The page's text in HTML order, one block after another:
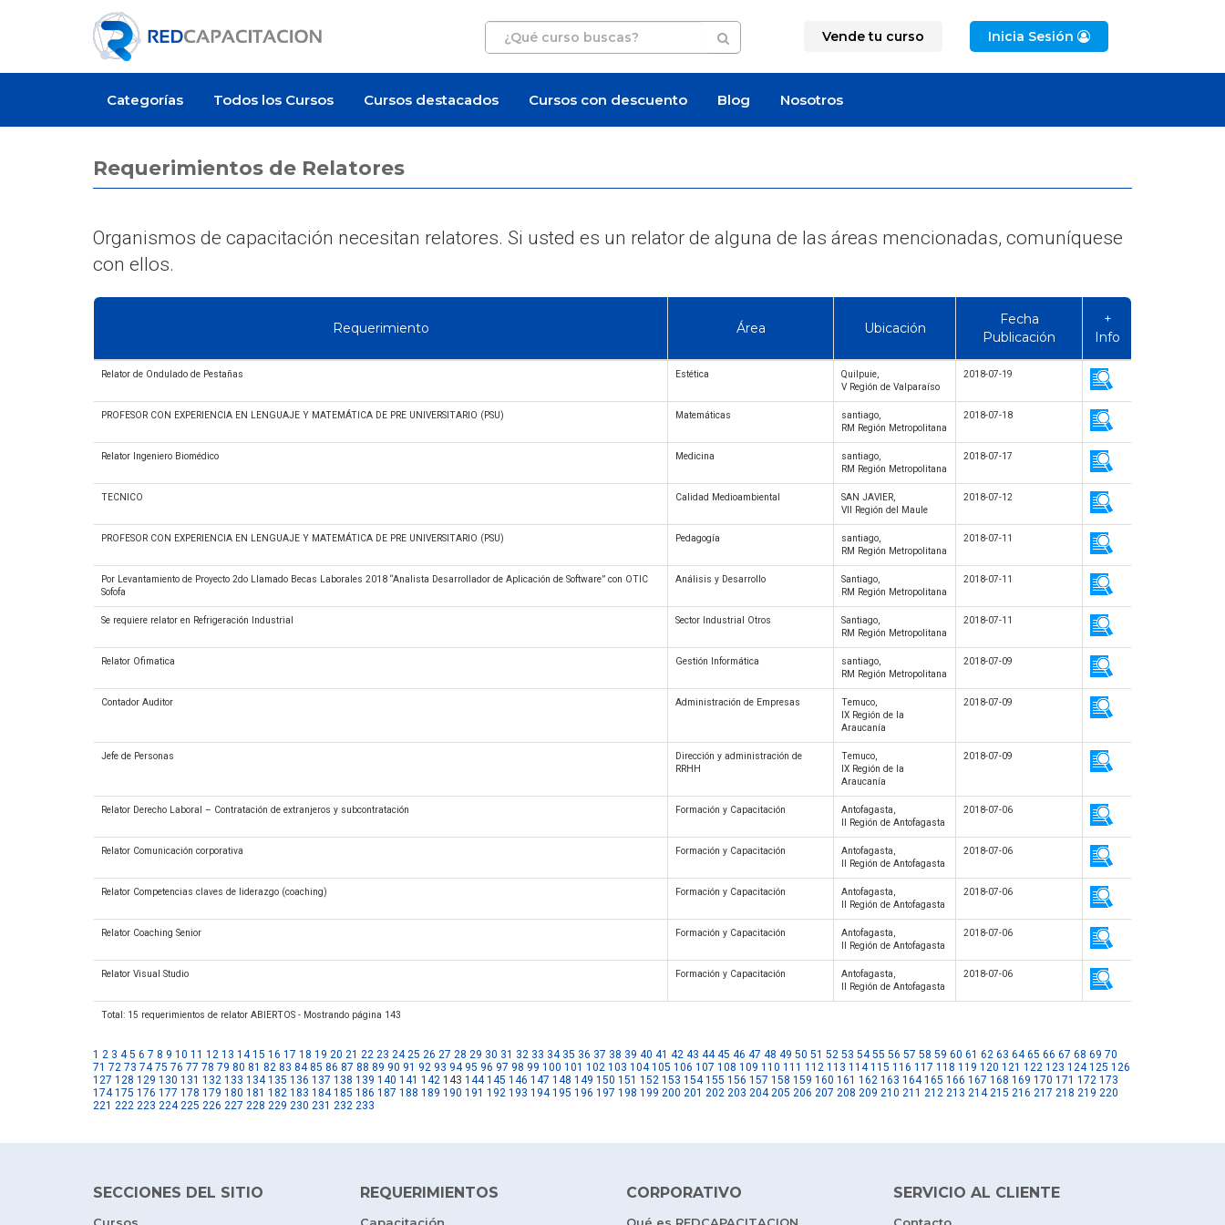
Vende tu curso Inicia Sesión
Categorías Todos los Cursos Cursos destacados Cursos con descuento Blog Nosotros
Requerimientos de Relatores
Organismos de capacitación necesitan relatores. Si usted es un relator de alguna de las áreas mencionadas, comuníquese
con ellos.
Requerimiento Área Ubicación
Fecha
Publicación
+
Info
Relator de Ondulado de Pestañas Estética
Quilpuie,
V Región de Valparaíso
2018-07-19
PROFESOR CON EXPERIENCIA EN LENGUAJE Y MATEMÁTICA DE PRE UNIVERSITARIO (PSU) Matemáticas
santiago,
RM Región Metropolitana
2018-07-18
Relator Ingeniero Biomédico Medicina
santiago,
RM Región Metropolitana
2018-07-17
TECNICO Calidad Medioambiental
SAN JAVIER,
VII Región del Maule
2018-07-12
PROFESOR CON EXPERIENCIA EN LENGUAJE Y MATEMÁTICA DE PRE UNIVERSITARIO (PSU) Pedagogía
santiago,
RM Región Metropolitana
2018-07-11
Por Levantamiento de Proyecto 2do Llamado Becas Laborales 2018 “Analista Desarrollador de Aplicación de Software” con OTIC
Sofofa
Análisis y Desarrollo
Santiago,
RM Región Metropolitana
2018-07-11
Se requiere relator en Refrigeración Industrial Sector Industrial Otros
Santiago,
RM Región Metropolitana
2018-07-11
Relator Ofimatica Gestión Informática
santiago,
RM Región Metropolitana
2018-07-09
Contador Auditor Administración de Empresas
Temuco,
IX Región de la
Araucanía
2018-07-09
Jefe de Personas
Dirección y administración de
RRHH
Temuco,
IX Región de la
Araucanía
2018-07-09
Relator Derecho Laboral – Contratación de extranjeros y subcontratación Formación y Capacitación
Antofagasta,
II Región de Antofagasta
2018-07-06
Relator Comunicación corporativa Formación y Capacitación
Antofagasta,
II Región de Antofagasta
2018-07-06
Relator Competencias claves de liderazgo (coaching) Formación y Capacitación
Antofagasta,
II Región de Antofagasta
2018-07-06
Relator Coaching Senior Formación y Capacitación
Antofagasta,
II Región de Antofagasta
2018-07-06
Relator Visual Studio Formación y Capacitación
Antofagasta,
II Región de Antofagasta
2018-07-06
Total: 15 requerimientos de relator ABIERTOS - Mostrando página 143
1 2 3 4 5 6 7 8 9 10 11 12 13 14 15 16 17 18 19 20 21 22 23 24 25 26 27 28 29 30 31 32 33 34 35 36 37 38 39 40 41 42 43 44 45 46 47 48 49 50 51 52 53 54 55 56 57 58 59 60 61 62 63 64 65 66 67 68 69 70
71 72 73 74 75 76 77 78 79 80 81 82 83 84 85 86 87 88 89 90 91 92 93 94 95 96 97 98 99 100 101 102 103 104 105 106 107 108 109 110 111 112 113 114 115 116 117 118 119 120 121 122 123 124 125 126
127 128 129 130 131 132 133 134 135 136 137 138 139 140 141 142 143 144 145 146 147 148 149 150 151 152 153 154 155 156 157 158 159 160 161 162 163 164 165 166 167 168 169 170 171 172 173
174 175 176 177 178 179 180 181 182 183 184 185 186 187 188 189 190 191 192 193 194 195 196 197 198 199 200 201 202 203 204 205 206 207 208 209 210 211 212 213 214 215 216 217 218 219 220
221 222 223 224 225 226 227 228 229 230 231 232 233
SECCIONES DEL SITIO REQUERIMIENTOS CORPORATIVO SERVICIO AL CLIENTE